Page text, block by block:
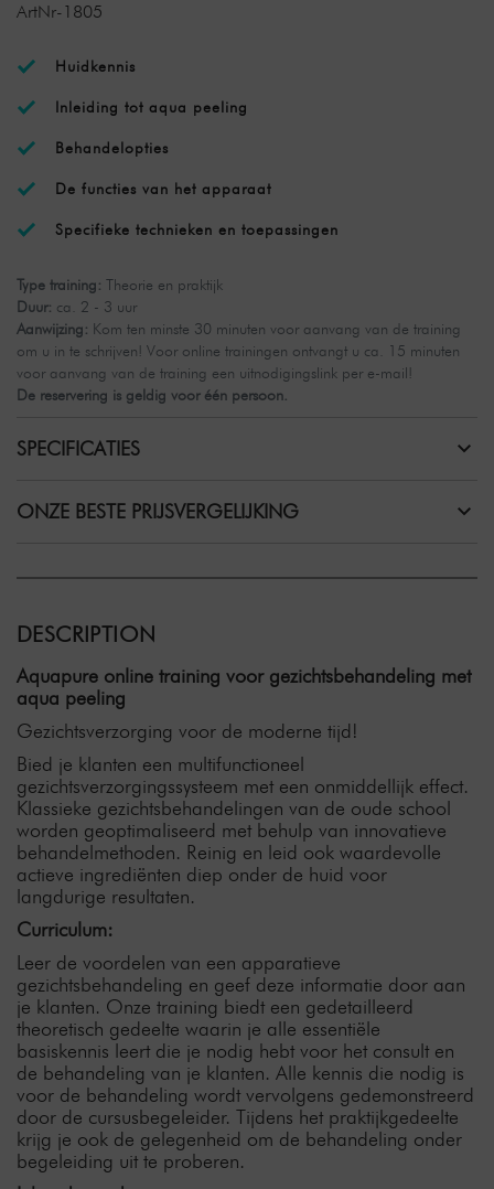
ArtNr-1805
Huidkennis
Inleiding tot aqua peeling
Behandelopties
De functies van het apparaat
Specifieke technieken en toepassingen
Type training: Theorie en praktijk
Duur: ca. 2 - 3 uur
Aanwijzing: Kom ten minste 30 minuten voor aanvang van de training
om u in te schrijven! Voor online trainingen ontvangt u ca. 15 minuten
voor aanvang van de training een uitnodigingslink per e-mail!
De reservering is geldig voor één persoon.
SPECIFICATIES
ONZE BESTE PRIJSVERGELIJKING
DESCRIPTION
Aquapure online training voor gezichtsbehandeling met
aqua peeling
Gezichtsverzorging voor de moderne tijd!
Bied je klanten een multifunctioneel
gezichtsverzorgingssysteem met een onmiddellijk effect.
Klassieke gezichtsbehandelingen van de oude school
worden geoptimaliseerd met behulp van innovatieve
behandelmethoden. Reinig en leid ook waardevolle
actieve ingrediënten diep onder de huid voor
langdurige resultaten.
Curriculum:
Leer de voordelen van een apparatieve
gezichtsbehandeling en geef deze informatie door aan
je klanten. Onze training biedt een gedetailleerd
theoretisch gedeelte waarin je alle essentiële
basiskennis leert die je nodig hebt voor het consult en
de behandeling van je klanten. Alle kennis die nodig is
voor de behandeling wordt vervolgens gedemonstreerd
door de cursusbegeleider. Tijdens het praktijkgedeelte
krijg je ook de gelegenheid om de behandeling onder
begeleiding uit te proberen.